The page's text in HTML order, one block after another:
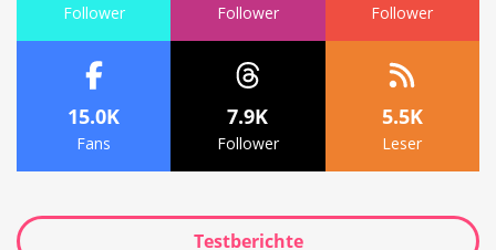
Follower Follower Follower
15.0K
Fans
7.9K
Follower
5.5K
Leser
Testberichte